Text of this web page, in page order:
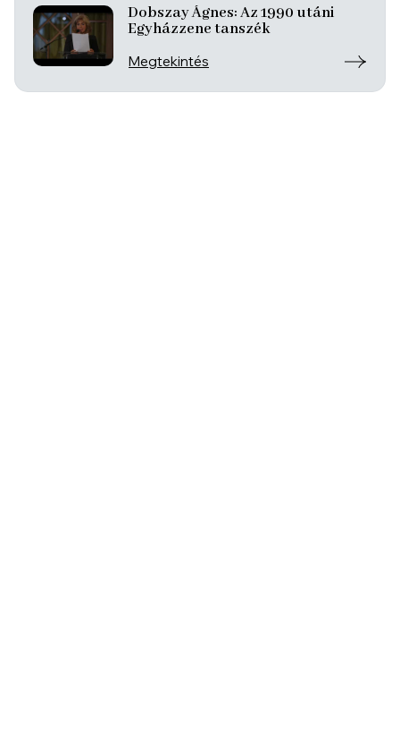
Dobszay Ágnes: Az 1990 utáni
Egyházzene tanszék
Megtekintés